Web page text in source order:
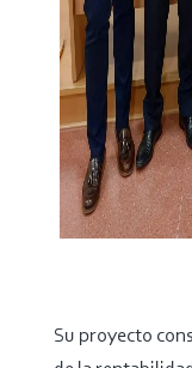
Su proyecto